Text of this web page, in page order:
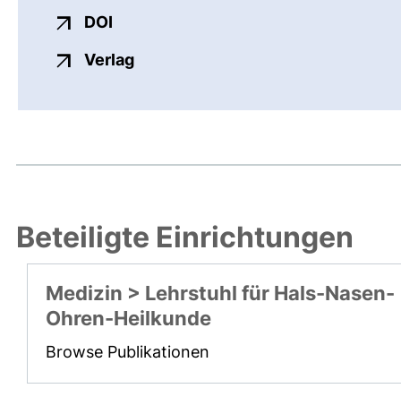
DOI
Verlagexterner Link, öffnet neues
Beteiligte Einrichtungen
Medizin > Lehrstuhl für Hals-Nasen-
Ohren-Heilkunde
Browse Publikationen